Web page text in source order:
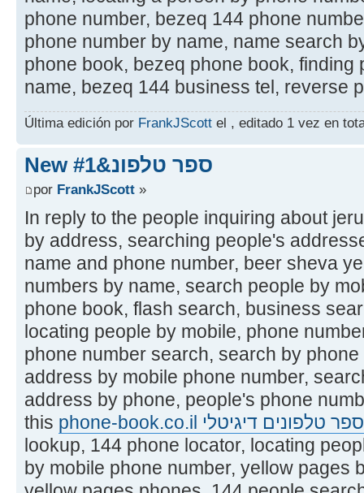
phone number, bezeq 144 phone
phone number by name, name search
phone book, bezeq phone book, finding
name, bezeq 144 business tel, reverse
Última edición por FrankJScott el , editado 1 vez en
New ספר טלפונ&#1
por FrankJScott »
In reply to the people inquiring about
by address, searching people's
name and phone number, beer sheva
numbers by name, search people by
phone book, flash search, business
locating people by mobile, phone
phone number search, search by
address by mobile phone number,
address by phone, people's phone
this
phone-book.co.il ספר טלפונים דיגיטלי
lookup, 144 phone locator, locating
by mobile phone number, yellow pages